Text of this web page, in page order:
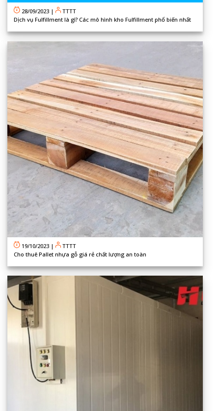
28/09/2023 |
TTTT
Dịch vụ Fulfillment là gì? Các mô hình kho Fulfillment phổ biến nhất
19/10/2023 |
TTTT
Cho thuê Pallet nhựa gỗ giá rẻ chất lượng an toàn